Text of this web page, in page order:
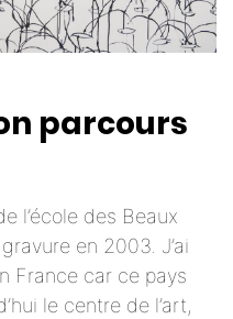
parcours
l’école des Beaux
en 2003. J’ai
France car ce pays
le centre de l’art,